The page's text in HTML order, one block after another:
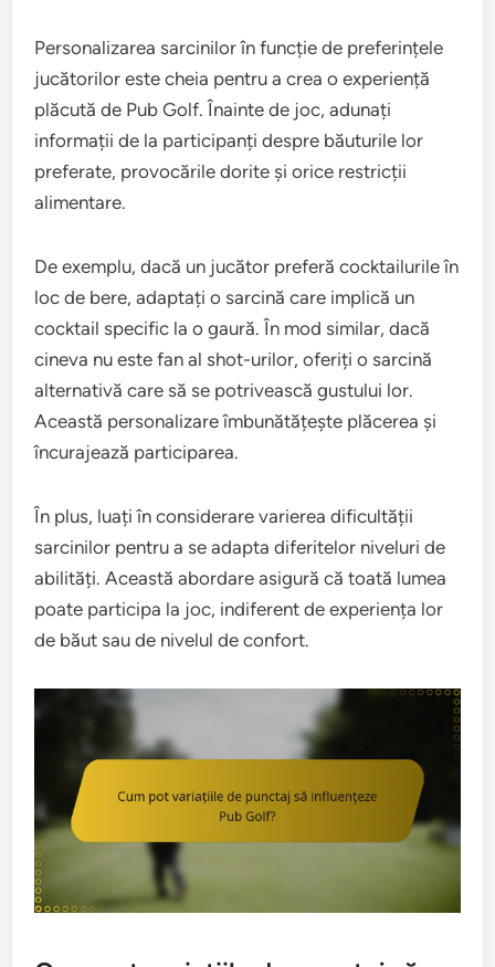
Personalizarea sarcinilor în funcție de preferințele
jucătorilor este cheia pentru a crea o experiență
plăcută de Pub Golf. Înainte de joc, adunați
informații de la participanți despre băuturile lor
preferate, provocările dorite și orice restricții
alimentare.
De exemplu, dacă un jucător preferă cocktailurile în
loc de bere, adaptați o sarcină care implică un
cocktail specific la o gaură. În mod similar, dacă
cineva nu este fan al shot-urilor, oferiți o sarcină
alternativă care să se potrivească gustului lor.
Această personalizare îmbunătățește plăcerea și
încurajează participarea.
În plus, luați în considerare varierea dificultății
sarcinilor pentru a se adapta diferitelor niveluri de
abilități. Această abordare asigură că toată lumea
poate participa la joc, indiferent de experiența lor
de băut sau de nivelul de confort.